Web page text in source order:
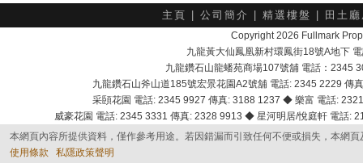
主頁 公司簡介 精選樓盤 田土
Copyright 2026 Fullmark
九龍黃大仙鳳凰新村環鳳街18號A地下
九龍鑽石山龍蟠苑商場107號舖 電話：2345
九龍鑽石山斧山道185號宏景花園A2號舖 電話: 2345 2229
采頣花園 電話: 2345 9927 傳真: 3188 1237 ◆ 樂富 電話:
威豪花園 電話: 2345 3331 傳真: 2328 9913 ◆ 星河明居/悅庭軒 電話
本網頁內容所提供資料，僅作參考用途。若因錯漏而引致任何不便或損失，本網
使用條款
私隱政策聲明